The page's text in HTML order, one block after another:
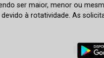
ser maior, menor ou
à rotatividade. As